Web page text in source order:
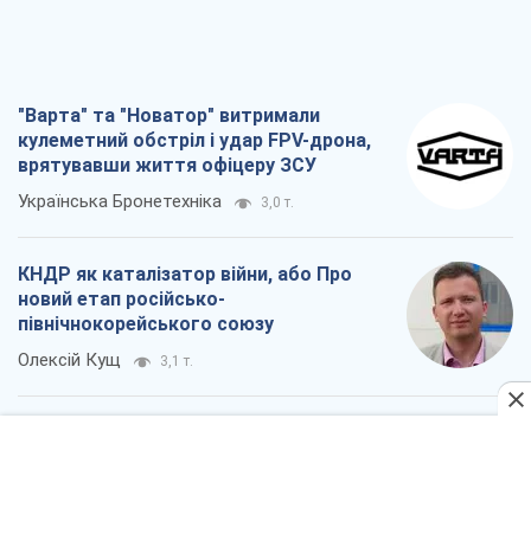
"Варта" та "Новатор" витримали
кулеметний обстріл і удар FPV-дрона,
врятувавши життя офіцеру ЗСУ
Українська Бронетехніка 3,0 т.
КНДР як каталізатор війни, або Про
новий етап російсько-
північнокорейського союзу
Олексій Кущ 3,1 т.